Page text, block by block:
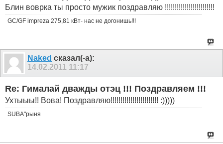
Блин воврка ты просто мужик поздравляю !!!!!!!!!!!!!!!!!!!!!!!!!
GC/GF impreza 275,81 кВт- нас не догонишь!!!
Naked сказал(-а):
14.02.2011 11:17
Re: Гималай дважды отэц !!! Поздравляем !!!
Ухтыыы!! Вова! Поздравляю!!!!!!!!!!!!!!!!!!!!!!!! :)))))
SUBA"рыня